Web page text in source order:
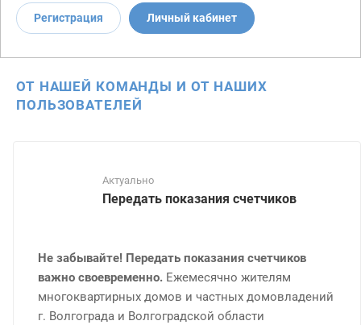
Регистрация Личный кабинет
ОТ НАШЕЙ КОМАНДЫ И ОТ НАШИХ
ПОЛЬЗОВАТЕЛЕЙ
Актуально
Передать показания счетчиков
Не забывайте! Передать показания счетчиков
важно своевременно. Ежемесячно жителям
многоквартирных домов и частных домовладений
г. Волгограда и Волгоградской области